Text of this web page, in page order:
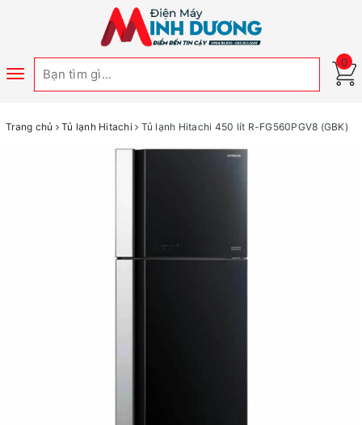
Toggle
0
Trang chủ Tủ lạnh Hitachi Tủ lạnh Hitachi 450 lít R-FG560PGV8 (GBK)